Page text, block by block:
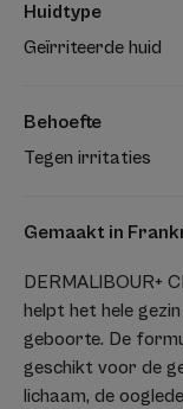
Huidtype
Geïrriteerde huid
Behoefte
Tegen irritaties
Gemaakt in
DERMALIBOUR+
helpt het hele
geboorte. De
geschikt voor de
lichaam, de